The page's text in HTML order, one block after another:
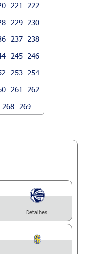
221
222
229
230
237
238
245
246
253
254
261
262
268 269
Detalhes